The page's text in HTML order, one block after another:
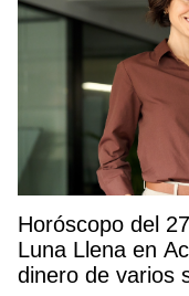
Horóscopo del
Luna Llena en
dinero de varios